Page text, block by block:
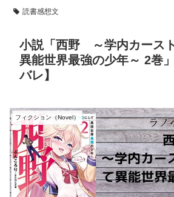
読書感想文
小説「西野 ～学内カース
異能世界最強の少年～ 2巻
バレ】
フィクション（Novel）